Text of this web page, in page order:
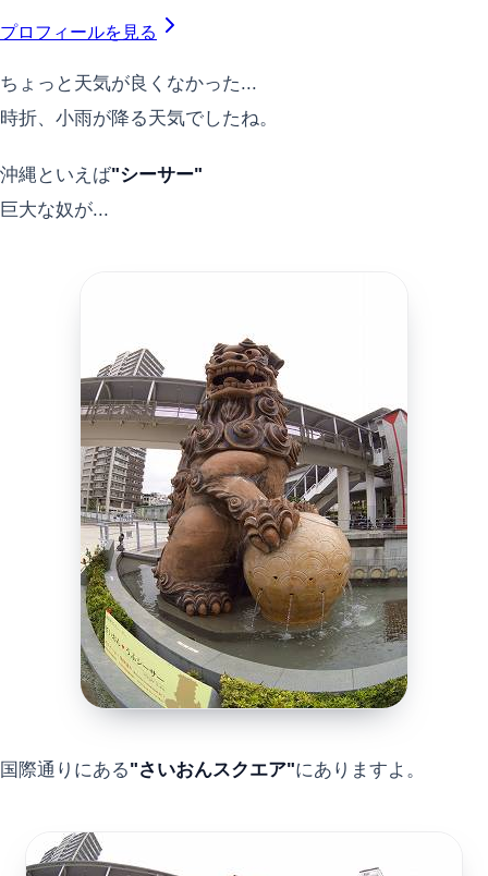
プロフィールを見る
ちょっと天気が良くなかった...
時折、小雨が降る天気でしたね。
沖縄といえば"シーサー"
巨大な奴が...
国際通りにある"さいおんスクエア"にありますよ。